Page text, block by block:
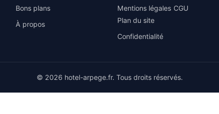
Bons plans
À propos
Mentions légales CGU
Plan du site
Confidentialité
© 2026 hotel-arpege.fr. Tous droits réservés.